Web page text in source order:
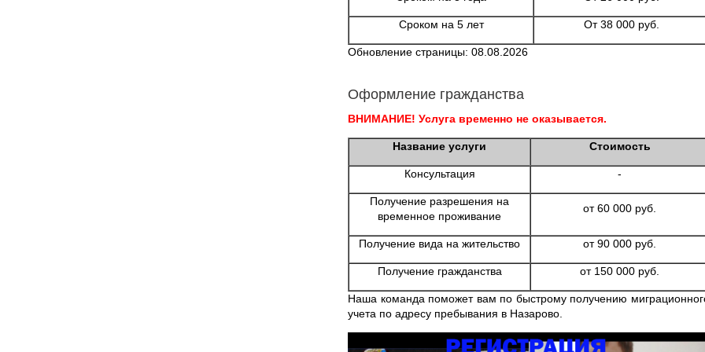
Сроком на 5 лет От 38 000 руб.
Обновление страницы: 08.08.2026
Оформление гражданства
ВНИМАНИЕ! Услуга временно не оказывается.
Название услуги Стоимость
Консультация -
Получение разрешения на
временное проживание
от 60 000 руб.
Получение вида на жительство от 90 000 руб.
Получение гражданства от 150 000 руб.
Наша команда поможет вам по быстрому получению
учета по адресу пребывания в Назарово.